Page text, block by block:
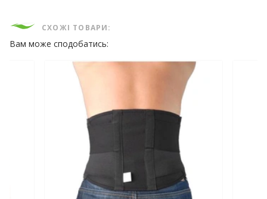
СХОЖІ ТОВАРИ:
Вам може сподобатись: